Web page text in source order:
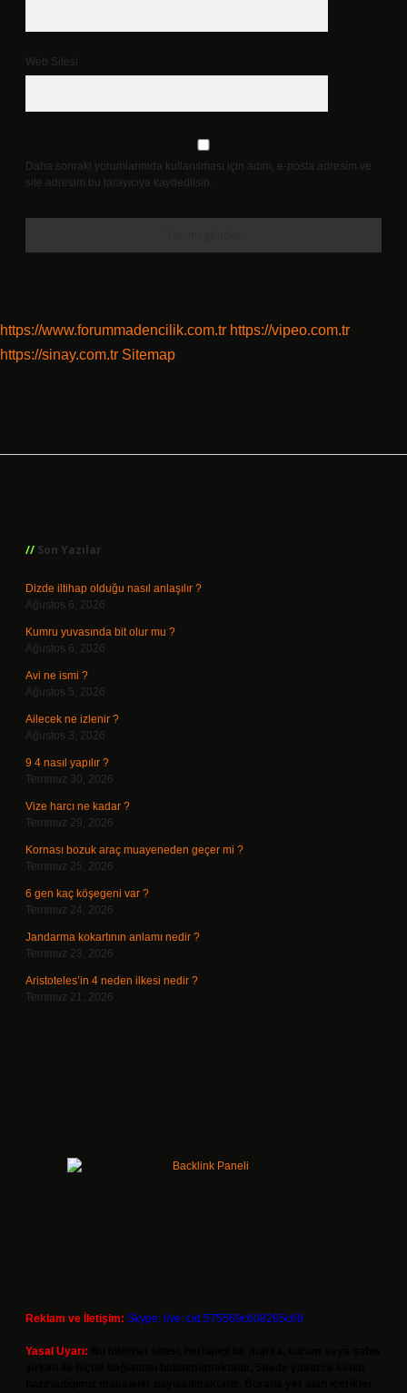
Web Sitesi
Daha sonraki yorumlarımda kullanılması için adım, e-posta adresim ve
site adresim bu tarayıcıya kaydedilsin.
https://www.forummadencilik.com.tr https://vipeo.com.tr
https://sinay.com.tr Sitemap
Son Yazılar
Dizde iltihap olduğu nasıl anlaşılır ?
Ağustos 6, 2026
Kumru yuvasında bit olur mu ?
Ağustos 6, 2026
Avi ne ismi ?
Ağustos 5, 2026
Ailecek ne izlenir ?
Ağustos 3, 2026
9 4 nasıl yapılır ?
Temmuz 30, 2026
Vize harcı ne kadar ?
Temmuz 29, 2026
Kornası bozuk araç muayeneden geçer mi ?
Temmuz 25, 2026
6 gen kaç köşegeni var ?
Temmuz 24, 2026
Jandarma kokartının anlamı nedir ?
Temmuz 23, 2026
Aristoteles’in 4 neden ilkesi nedir ?
Temmuz 21, 2026
Reklam ve İletişim: Skype: live:.cid.575569c608265c69
Yasal Uyarı: